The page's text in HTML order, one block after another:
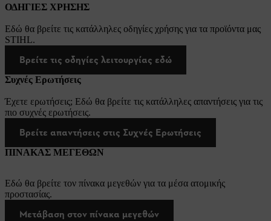
ΟΔΗΓΙΕΣ ΧΡΗΣΗΣ
Εδώ θα βρείτε τις κατάλληλες οδηγίες χρήσης για τα προϊόντα μας
STIHL.
Βρείτε τις οδηγίες λειτουργίας εδώ
Συχνές Ερωτήσεις
Έχετε ερωτήσεις; Εδώ θα βρείτε τις κατάλληλες απαντήσεις για τις
πιο συχνές ερωτήσεις.
Βρείτε απαντήσεις στις Συχνές Ερωτήσεις
ΠΙΝΑΚΑΣ ΜΕΓΕΘΩΝ
Εδώ θα βρείτε τον πίνακα μεγεθών για τα μέσα ατομικής
προστασίας.
Μετάβαση στον πίνακα μεγεθών